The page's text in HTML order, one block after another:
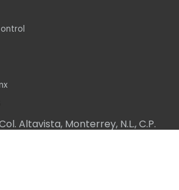
Altavista, Monterrey, N.L., C.P.